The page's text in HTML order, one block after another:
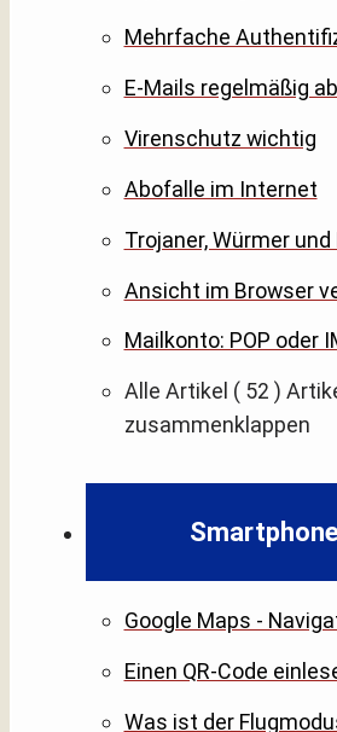
Mehrfache
E-Mails regelmäßig
Virenschutz wichtig
Abofalle im Internet
Trojaner, Würmer
Ansicht im Browser
Mailkonto: POP oder
Alle Artikel ( 52 )
zusammenklappen
Google Maps -
Einen QR-Code
Was ist der